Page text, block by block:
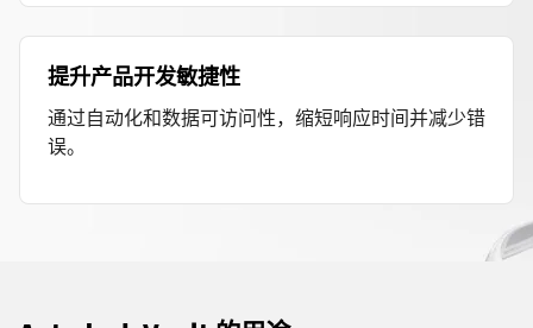
提升产品开发敏捷性
通过自动化和数据可访问性，缩短响应时间并减少错
误。